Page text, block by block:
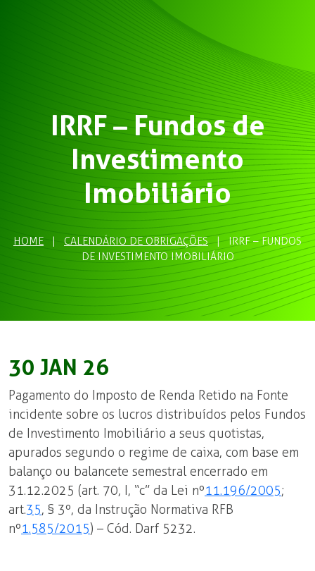
IRRF – Fundos de
Investimento
Imobiliário
HOME | CALENDÁRIO DE OBRIGAÇÕES |
IRRF – FUNDOS
DE INVESTIMENTO IMOBILIÁRIO
30 JAN 26
Pagamento do Imposto de Renda Retido na Fonte
incidente sobre os lucros distribuídos pelos Fundos
de Investimento Imobiliário a seus quotistas,
apurados segundo o regime de caixa, com base em
balanço ou balancete semestral encerrado em
31.12.2025 (art. 70, I, “c” da Lei nº11.196/2005;
art.35, § 3º, da Instrução Normativa RFB
nº1.585/2015) – Cód. Darf 5232.